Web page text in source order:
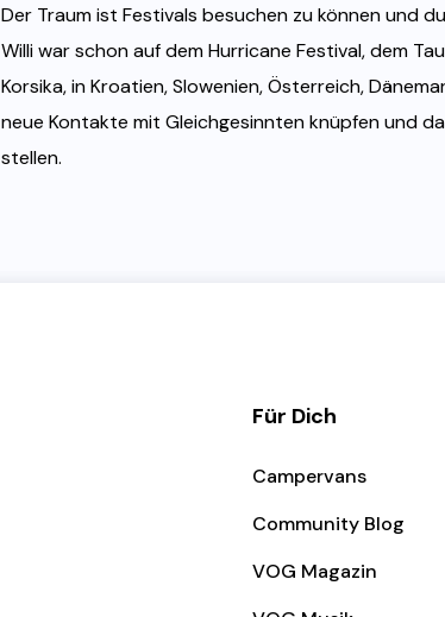
Der Traum ist Festivals besuchen zu können und
Willi war schon auf dem Hurricane Festival, dem
Korsika, in Kroatien, Slowenien, Österreich,
neue Kontakte mit Gleichgesinnten knüpfen und
stellen.
Für Dich
Campervans
Community Blog
VOG Magazin